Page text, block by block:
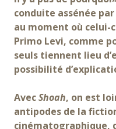
conduite assénée par
au moment où celui-
Primo Levi, comme
seuls tiennent lieu
possibilité
AvecShoah, on est
antipodes de la
cinématographique,